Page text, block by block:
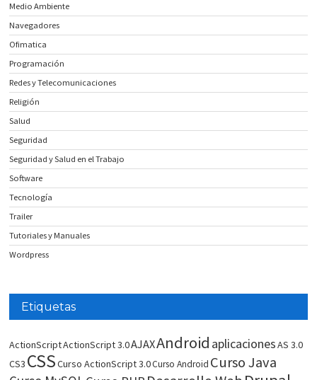
Medio Ambiente
Navegadores
Ofimatica
Programación
Redes y Telecomunicaciones
Religión
Salud
Seguridad
Seguridad y Salud en el Trabajo
Software
Tecnología
Trailer
Tutoriales y Manuales
Wordpress
Etiquetas
ActionScriptActionScript 3.0AJAXAndroid aplicacionesAS 3.0
CS3 CSSCurso ActionScript 3.0Curso Android Curso Java